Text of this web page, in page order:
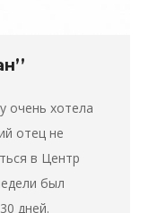
очень хотела
отец не
в Центр
был
дней.